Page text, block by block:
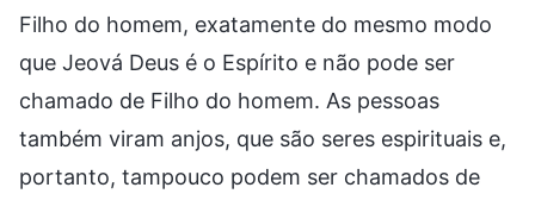
Filho do homem, exatamente do mesmo modo
que Jeová Deus é o Espírito e não pode ser
chamado de Filho do homem. As pessoas
também viram anjos, que são seres espirituais e,
portanto, tampouco podem ser chamados de